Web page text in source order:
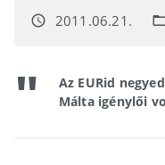
access_time 2011.06.21.
Az EURid
Málta igénylői